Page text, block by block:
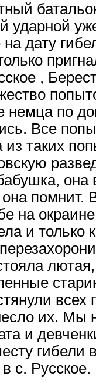
ударной
дату
,
немца по
Все
таких
она
на
и
всех
их. Мы
и
гибели
с. Русское.